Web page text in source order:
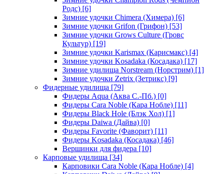
Родс) [6]
Зимние удочки Chimera (Химера) [6]
Зимние удочки Grifon (Грифон) [53]
Зимние удочки Grows Culture (Гровс
Культур) [19]
Зимние удочки Karismax (Карисмакс) [4]
Зимние удочки Kosadaka (Косадака) [17]
Зимние удилища Norstream (Норстрим) [1]
Зимние удочки Zetrix (Зетрикс) [9]
Фидерные удилища [79]
Фидеры Aqua (Аква С.-Пб.) [0]
Фидеры Cara Noble (Кара Нобле) [11]
Фидеры Black Hole (Блэк Хол) [1]
Фидеры Daiwa (Дайва) [0]
Фидеры Favorite (Фаворит) [11]
Фидеры Kosadaka (Косадака) [46]
Вершинки для фидера [10]
Карповые удилища [34]
Карповики Cara Noble (Кара Нобле) [4]